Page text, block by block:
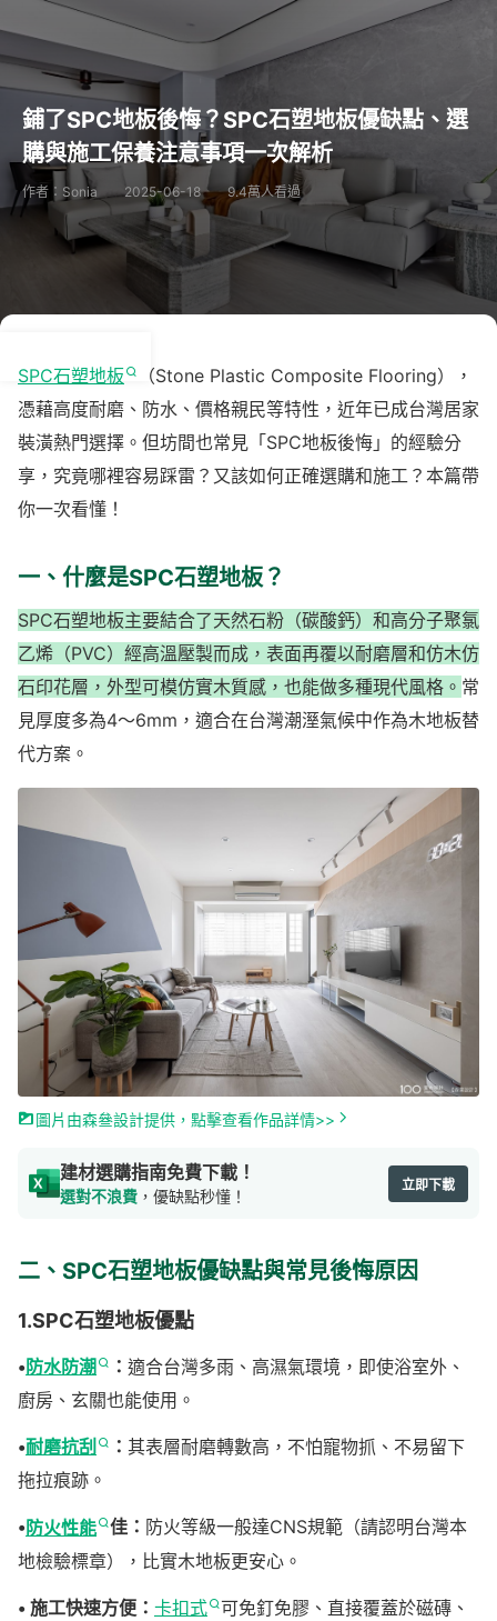
鋪了SPC地板後悔？SPC石塑地板優缺點、選
購與施工保養注意事項一次解析
作者：Sonia 2025-06-18 9.4萬人看過
SPC石塑地板
（Stone Plastic Composite Flooring），
憑藉高度耐磨、防水、價格親民等特性，近年已成台灣居家
裝潢熱門選擇。但坊間也常見「SPC地板後悔」的經驗分
享，究竟哪裡容易踩雷？又該如何正確選購和施工？本篇帶
你一次看懂！
一、什麼是SPC石塑地板？
SPC石塑地板主要結合了天然石粉（碳酸鈣）和高分子聚氯
乙烯（PVC）經高溫壓製而成，表面再覆以耐磨層和仿木仿
石印花層，外型可模仿實木質感，也能做多種現代風格。 常
見厚度多為4～6mm，適合在台灣潮溼氣候中作為木地板替
代方案。
圖片由森叄設計提供，點擊查看作品詳情>>
建材選購指南免費下載！
選對不浪費 ，優缺點秒懂！
立即下載
二、SPC石塑地板優缺點與常見後悔原因
1.SPC石塑地板優點
•防水防潮 ： 適合台灣多雨、高濕氣環境，即使浴室外、
廚房、玄關也能使用。
•耐磨抗刮 ： 其表層耐磨轉數高，不怕寵物抓、不易留下
拖拉痕跡。
•防火性能 佳： 防火等級一般達CNS規範（請認明台灣本
地檢驗標章），比實木地板更安心。
• 施工快速方便： 卡扣式
可免釘免膠、直接覆蓋於磁磚、